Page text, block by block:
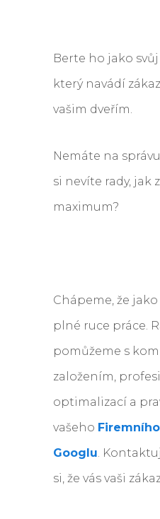
Berte ho jako
který navádí
vašim dveřím.
Nemáte na
si nevíte rady, jak
maximum?
Chápeme, že
plné ruce práce.
pomůžeme s
založením,
optimalizací a
vašeho
Googlu .
si, že vás vaši